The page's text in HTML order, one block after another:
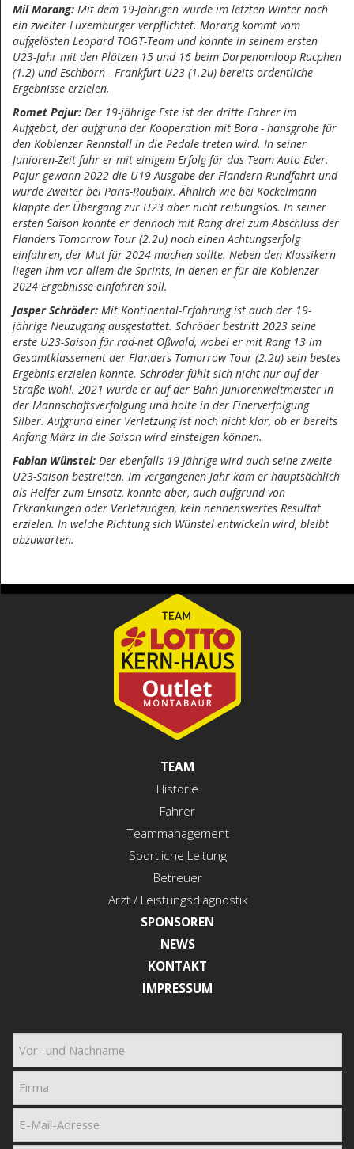
Mil Morang: Mit dem 19-Jährigen wurde im letzten Winter noch
ein zweiter Luxemburger verpflichtet. Morang kommt vom
aufgelösten Leopard TOGT-Team und konnte in seinem ersten
U23-Jahr mit den Plätzen 15 und 16 beim Dorpenomloop Rucphen
(1.2) und Eschborn - Frankfurt U23 (1.2u) bereits ordentliche
Ergebnisse erzielen.
Romet Pajur: Der 19-jährige Este ist der dritte Fahrer im
Aufgebot, der aufgrund der Kooperation mit Bora - hansgrohe für
den Koblenzer Rennstall in die Pedale treten wird. In seiner
Junioren-Zeit fuhr er mit einigem Erfolg für das Team Auto Eder.
Pajur gewann 2022 die U19-Ausgabe der Flandern-Rundfahrt und
wurde Zweiter bei Paris-Roubaix. Ähnlich wie bei Kockelmann
klappte der Übergang zur U23 aber nicht reibungslos. In seiner
ersten Saison konnte er dennoch mit Rang drei zum Abschluss der
Flanders Tomorrow Tour (2.2u) noch einen Achtungserfolg
einfahren, der Mut für 2024 machen sollte. Neben den Klassikern
liegen ihm vor allem die Sprints, in denen er für die Koblenzer
2024 Ergebnisse einfahren soll.
Jasper Schröder: Mit Kontinental-Erfahrung ist auch der 19-
jährige Neuzugang ausgestattet. Schröder bestritt 2023 seine
erste U23-Saison für rad-net Oßwald, wobei er mit Rang 13 im
Gesamtklassement der Flanders Tomorrow Tour (2.2u) sein bestes
Ergebnis erzielen konnte. Schröder fühlt sich nicht nur auf der
Straße wohl. 2021 wurde er auf der Bahn Juniorenweltmeister in
der Mannschaftsverfolgung und holte in der Einerverfolgung
Silber. Aufgrund einer Verletzung ist noch nicht klar, ob er bereits
Anfang März in die Saison wird einsteigen können.
Fabian Wünstel: Der ebenfalls 19-Jährige wird auch seine zweite
U23-Saison bestreiten. Im vergangenen Jahr kam er hauptsächlich
als Helfer zum Einsatz, konnte aber, auch aufgrund von
Erkrankungen oder Verletzungen, kein nennenswertes Resultat
erzielen. In welche Richtung sich Wünstel entwickeln wird, bleibt
abzuwarten.
TEAM
Historie
Fahrer
Teammanagement
Sportliche Leitung
Betreuer
Arzt / Leistungsdiagnostik
SPONSOREN
NEWS
KONTAKT
IMPRESSUM